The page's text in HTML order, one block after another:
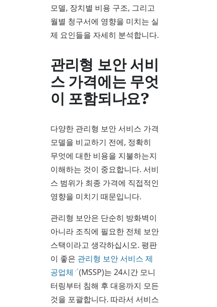
모델, 장치별 비용 구조, 그리고
월별 청구서에 영향을 미치는 실
제 요인들을 자세히 분석합니다.
관리형 보안 서비
스 가격에는 무엇
이 포함되나요?
다양한 관리형 보안 서비스 가격
모델을 비교하기 전에, 정확히
무엇에 대한 비용을 지불하는지
이해하는 것이 중요합니다. 서비
스 범위가 최종 가격에 직접적인
영향을 미치기 때문입니다.
관리형 보안은 단순히 방화벽이
아니라 조직에 필요한 전체 보안
스택이라고 생각하십시오. 평판
이 좋은 관리형 보안 서비스 제
공업체 (MSSP)는 24시간 모니
터링부터 침해 후 대응까지 모든
것을 포괄합니다. 따라서 서비스